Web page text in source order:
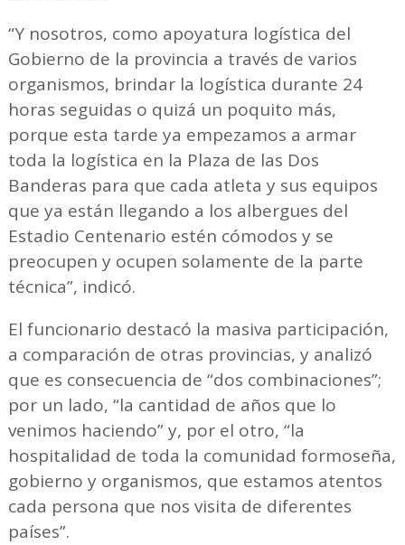
“Y nosotros, como apoyatura logística del
Gobierno de la provincia a través de varios
organismos, brindar la logística durante 24
horas seguidas o quizá un poquito más,
porque esta tarde ya empezamos a armar
toda la logística en la Plaza de las Dos
Banderas para que cada atleta y sus equipos
que ya están llegando a los albergues del
Estadio Centenario estén cómodos y se
preocupen y ocupen solamente de la parte
técnica”, indicó.
El funcionario destacó la masiva participación,
a comparación de otras provincias, y analizó
que es consecuencia de “dos combinaciones”;
por un lado, “la cantidad de años que lo
venimos haciendo” y, por el otro, “la
hospitalidad de toda la comunidad formoseña,
gobierno y organismos, que estamos atentos
cada persona que nos visita de diferentes
países”.